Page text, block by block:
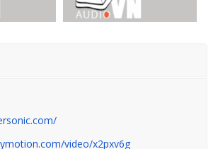
video/x2pxv6g